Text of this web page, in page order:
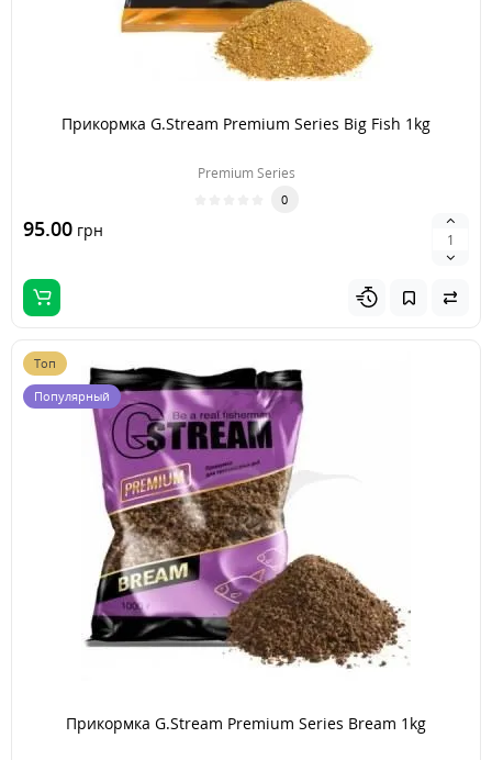
Прикормка G.Stream Premium Series Big Fish 1kg
Premium Series
0
95.00 грн
Топ
Популярный
Прикормка G.Stream Premium Series Bream 1kg